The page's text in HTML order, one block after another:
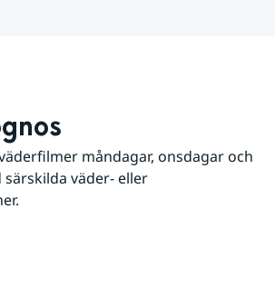
måndagar, onsdagar och
särskilda väder- eller